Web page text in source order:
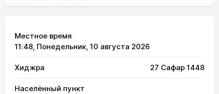
Местное время
11:48, Понедельник, 10 августа 2026
Хиджра 27 Сафар 1448
Населённый пункт